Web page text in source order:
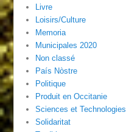
Livre
Loisirs/Culture
Memoria
Municipales 2020
Non classé
País Nòstre
Politique
Produit en Occitanie
Sciences et Technologies
Solidaritat